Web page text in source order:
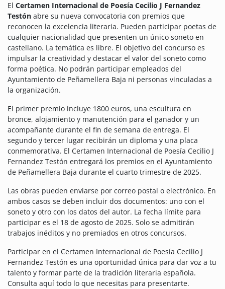
El Certamen Internacional de Poesía Cecilio J Fernandez
Testón abre su nueva convocatoria con premios que
reconocen la excelencia literaria. Pueden participar poetas de
cualquier nacionalidad que presenten un único soneto en
castellano. La temática es libre. El objetivo del concurso es
impulsar la creatividad y destacar el valor del soneto como
forma poética. No podrán participar empleados del
Ayuntamiento de Peñamellera Baja ni personas vinculadas a
la organización.
El primer premio incluye 1800 euros, una escultura en
bronce, alojamiento y manutención para el ganador y un
acompañante durante el fin de semana de entrega. El
segundo y tercer lugar recibirán un diploma y una placa
conmemorativa. El Certamen Internacional de Poesía Cecilio J
Fernandez Testón entregará los premios en el Ayuntamiento
de Peñamellera Baja durante el cuarto trimestre de 2025.
Las obras pueden enviarse por correo postal o electrónico. En
ambos casos se deben incluir dos documentos: uno con el
soneto y otro con los datos del autor. La fecha límite para
participar es el 18 de agosto de 2025. Solo se admitirán
trabajos inéditos y no premiados en otros concursos.
Participar en el Certamen Internacional de Poesía Cecilio J
Fernandez Testón es una oportunidad única para dar voz a tu
talento y formar parte de la tradición literaria española.
Consulta aquí todo lo que necesitas para presentarte.